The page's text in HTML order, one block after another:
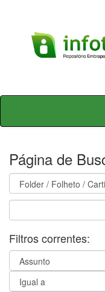
Skip
Página de
Filtros correntes: